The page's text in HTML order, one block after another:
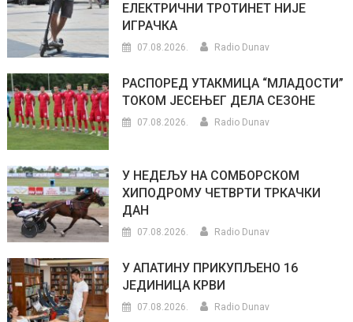
ЕЛЕКТРИЧНИ ТРОТИНЕТ НИЈЕ
ИГРАЧКА
07.08.2026. Radio Dunav
РАСПОРЕД УТАКМИЦА “МЛАДОСТИ”
ТОКОМ ЈЕСЕЊЕГ ДЕЛА СЕЗОНЕ
07.08.2026. Radio Dunav
У НЕДЕЉУ НА СОМБОРСКОМ
ХИПОДРОМУ ЧЕТВРТИ ТРКАЧКИ
ДАН
07.08.2026. Radio Dunav
У АПАТИНУ ПРИКУПЉЕНО 16
ЈЕДИНИЦА КРВИ
07.08.2026. Radio Dunav